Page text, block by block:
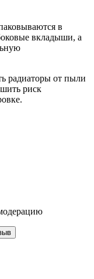
в
вкладыши, а
радиаторы от пыли
риск